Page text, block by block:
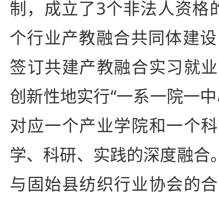
制，成立了3个非法人资格
个行业产教融合共同体建
签订共建产教融合实习就
创新性地实行“一系一院一
对应一个产业学院和一个
学、科研、实践的深度融合
与固始县纺织行业协会的